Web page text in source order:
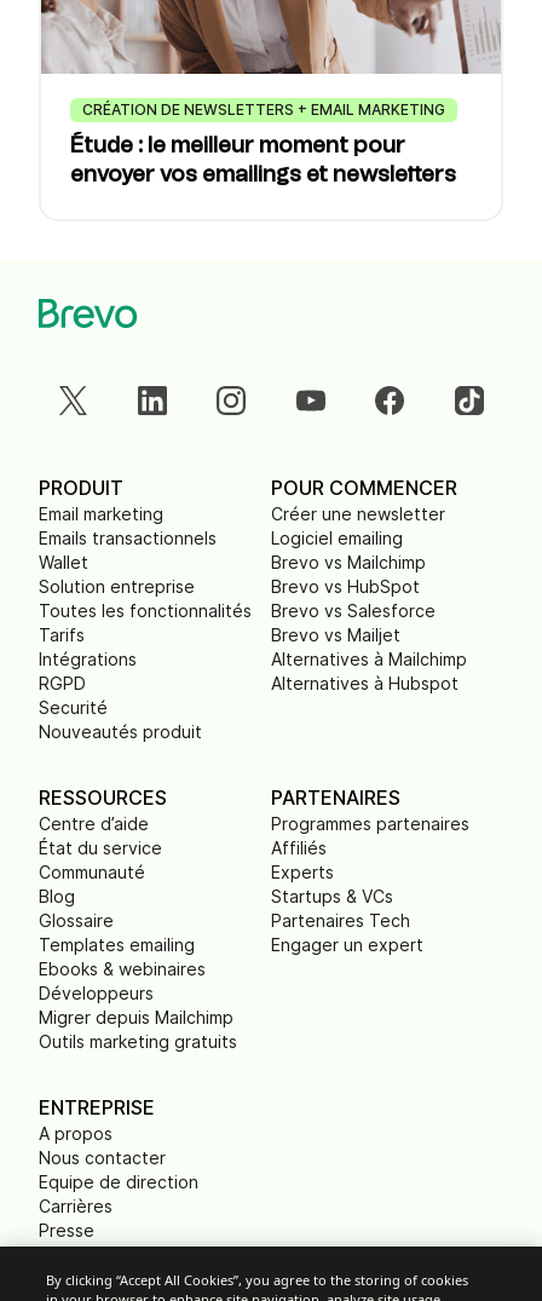
CRÉATION DE NEWSLETTERS + EMAIL MARKETING
Étude : le meilleur moment pour
envoyer vos emailings et newsletters
PRODUIT
Email marketing
Emails transactionnels
Wallet
Solution entreprise
Toutes les fonctionnalités
Tarifs
Intégrations
RGPD
Securité
Nouveautés produit
POUR COMMENCER
Créer une newsletter
Logiciel emailing
Brevo vs Mailchimp
Brevo vs HubSpot
Brevo vs Salesforce
Brevo vs Mailjet
Alternatives à Mailchimp
Alternatives à Hubspot
RESSOURCES
Centre d’aide
État du service
Communauté
Blog
Glossaire
Templates emailing
Ebooks & webinaires
Développeurs
Migrer depuis Mailchimp
Outils marketing gratuits
PARTENAIRES
Programmes partenaires
Affiliés
Experts
Startups & VCs
Partenaires Tech
Engager un expert
ENTREPRISE
A propos
Nous contacter
Equipe de direction
Carrières
Presse
Empreinte carbone
By clicking “Accept All Cookies”, you agree to the storing of cookies